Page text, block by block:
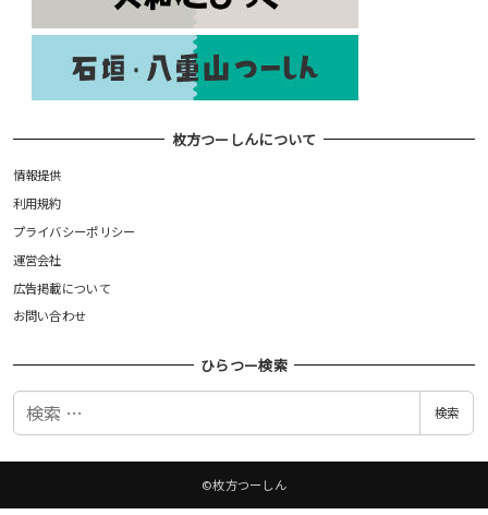
枚方つーしんについて
情報提供
利用規約
プライバシーポリシー
運営会社
広告掲載について
お問い合わせ
ひらつー検索
検
検索
©枚方つーしん